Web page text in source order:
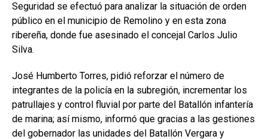
Seguridad se efectuó para analizar la situación de orden
público en el municipio de Remolino y en esta zona
ribereña, donde fue asesinado el concejal Carlos Julio
Silva.
José Humberto Torres, pidió reforzar el número de
integrantes de la policía en la subregión, incrementar los
patrullajes y control fluvial por parte del Batallón infantería
de marina; así mismo, informó que gracias a las gestiones
del gobernador las unidades del Batallón Vergara y